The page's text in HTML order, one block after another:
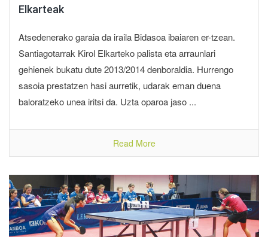
Elkarteak
Atsedenerako garaia da iraila Bidasoa ibaiaren er-tzean.
Santiagotarrak Kirol Elkarteko palista eta arraunlari
gehienek bukatu dute 2013/2014 denboraldia. Hurrengo
sasoia prestatzen hasi aurretik, udarak eman duena
baloratzeko unea iritsi da. Uzta oparoa jaso ...
Read More